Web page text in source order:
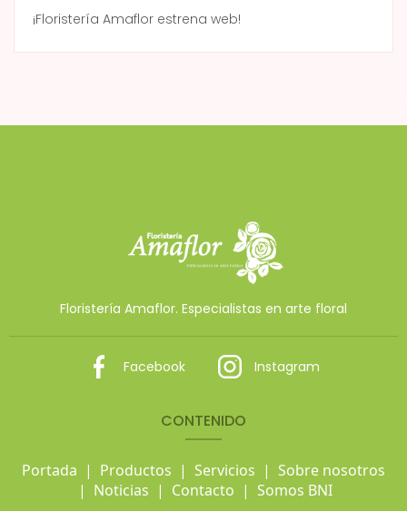
¡Floristería Amaflor estrena web!
Floristería Amaflor. Especialistas en arte floral
Facebook Instagram
CONTENIDO
Portada | Productos | Servicios | Sobre nosotros
| Noticias | Contacto | Somos BNI